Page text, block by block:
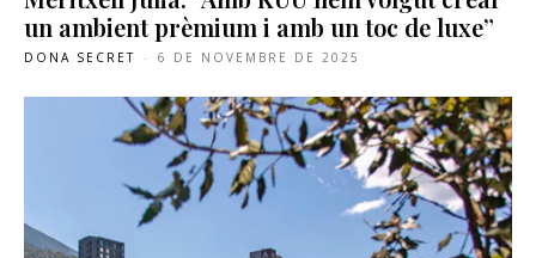
un ambient prèmium i amb un toc de luxe”
DONA SECRET - 6 DE NOVEMBRE DE 2025